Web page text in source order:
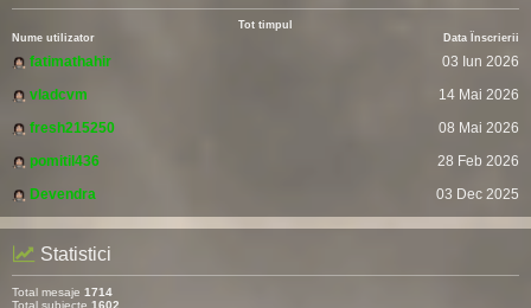
Tot timpul
Nume utilizator
Data Înscrierii
fatimathahir
03 Iun 2026
vladcvm
14 Mai 2026
fresh215250
08 Mai 2026
pomitil436
28 Feb 2026
Devendra
03 Dec 2025
Statistici
Total mesaje 1714